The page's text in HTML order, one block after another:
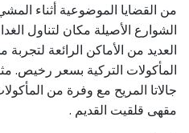
من القضايا الموضوعية أثناء
الشوارع الأصيلة مكان لتناول
العديد من الأماكن الرائعة
المأكولات التركية بسعر رخيص.
جالاتا المريح مع وفرة من
مقهى قلقيت القديم .